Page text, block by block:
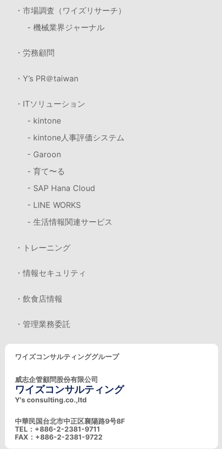
・市場調査（ワイズリサーチ）
- 機械業界ジャーナル
・労務顧問
・Y’s PR＠taiwan
・ITソリューション
- kintone
- kintone人事評価システム
- Garoon
- 育て〜る
- SAP Hana Cloud
- LINE WORKS
- 生活情報関連サービス
・トレーニング
・情報セキュリティ
・飲食店情報
・管理業務委託
ワイズコンサルティンググループ
威志企管顧問股份有限公司
ワイズコンサルティング
Y's consulting.co.,ltd
中華民国台北市中正区襄陽路9号8F
TEL：+886-2-2381-9711
FAX：+886-2-2381-9722